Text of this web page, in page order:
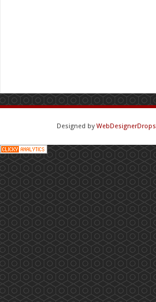
Designed byWebDesignerDrops